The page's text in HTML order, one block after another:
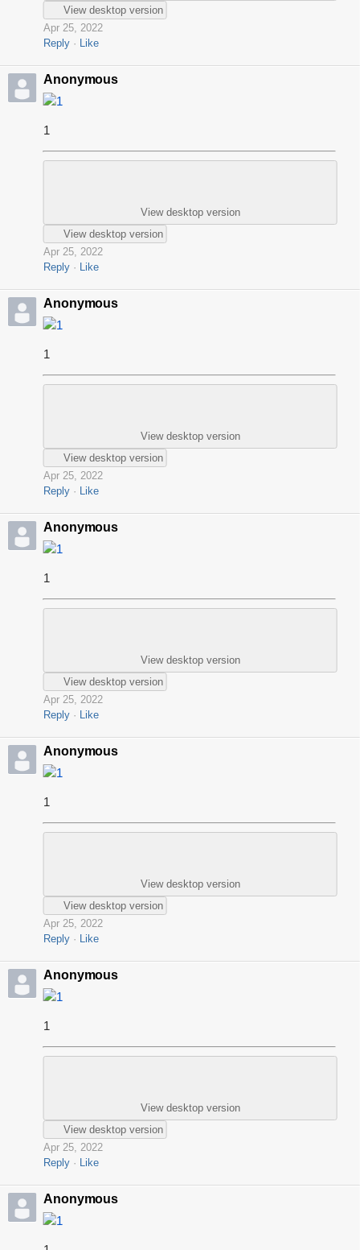
View desktop version
Apr 25, 2022
Reply
Like
Anonymous
1
1
View desktop version
View desktop version
Apr 25, 2022
Reply
Like
Anonymous
1
1
View desktop version
View desktop version
Apr 25, 2022
Reply
Like
Anonymous
1
1
View desktop version
View desktop version
Apr 25, 2022
Reply
Like
Anonymous
1
1
View desktop version
View desktop version
Apr 25, 2022
Reply
Like
Anonymous
1
1
View desktop version
View desktop version
Apr 25, 2022
Reply
Like
Anonymous
1